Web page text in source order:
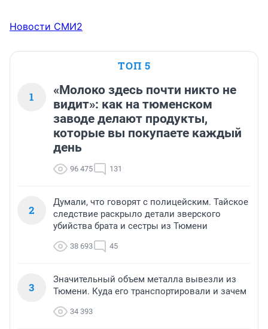
Новости СМИ2
ТОП 5
1
«Молоко здесь почти никто не
видит»: как на тюменском
заводе делают продукты,
которые вы покупаете каждый
день
96 475 131
2
Думали, что говорят с полицейским. Тайское
следствие раскрыло детали зверского
убийства брата и сестры из Тюмени
38 693 45
3
Значительный объем металла вывезли из
Тюмени. Куда его транспортировали и зачем
34 393